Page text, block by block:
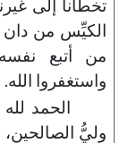
تخطَّانا إلى
الكيِّس من دان
من أتبع
واستغفروا الله.
الحمد
وليُّ